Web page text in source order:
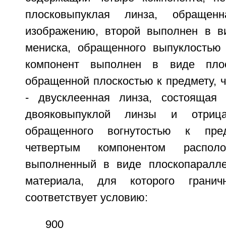
плосковыпуклая линза,
изображению, второй выполнен в
мениска, обращенного
компонент выполнен в виде
обращенной плоскостью к предмету,
- двусклеенная линза,
двояковыпуклой линзы и
обращенного вогнутостью к
четвертым компонентом
выполненный в виде
материала, для которого
соответствует условию:
900